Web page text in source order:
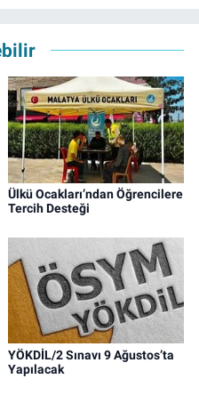
Ülkü Ocakları’ndan Öğrencilere
Tercih Desteği
YÖKDİL/2 Sınavı 9 Ağustos’ta
Yapılacak